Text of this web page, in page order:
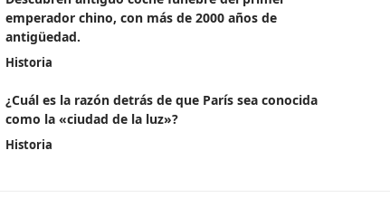
emperador chino, con más de 2000 años de
antigüedad.
Historia
¿Cuál es la razón detrás de que París sea conocida
como la «ciudad de la luz»?
Historia